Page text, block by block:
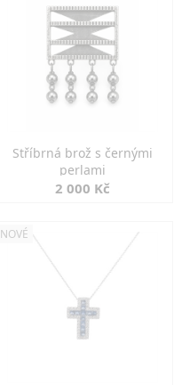
Stříbrná brož s černými
perlami
2 000 Kč
NOVÉ